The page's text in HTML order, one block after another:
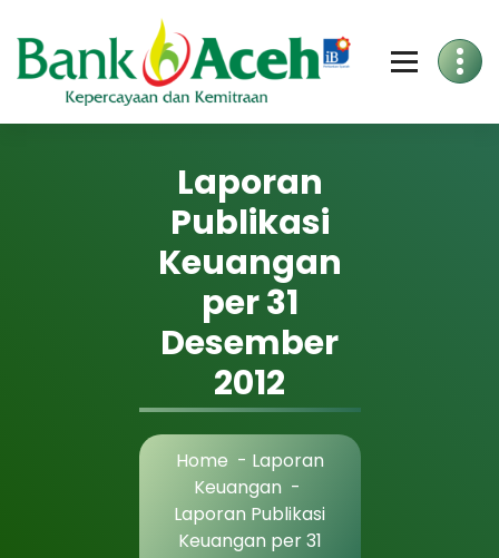
to
Content
Laporan
Publikasi
Keuangan
per 31
Desember
2012
Home - Laporan
Keuangan -
Laporan Publikasi
Keuangan per 31